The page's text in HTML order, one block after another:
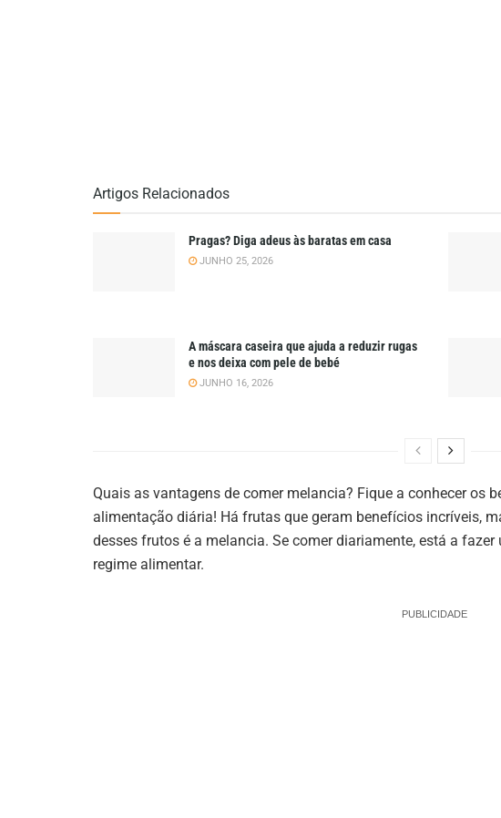
Artigos Relacionados
Pragas? Diga adeus às baratas em casa
JUNHO 25, 2026
A máscara caseira que ajuda a reduzir rugas
e nos deixa com pele de bebé
JUNHO 16, 2026
Quais as vantagens de comer melancia? Fique a conhecer os
alimentação diária! Há frutas que geram benefícios incríveis,
desses frutos é a melancia. Se comer diariamente, está a
regime alimentar.
PUBLICIDADE